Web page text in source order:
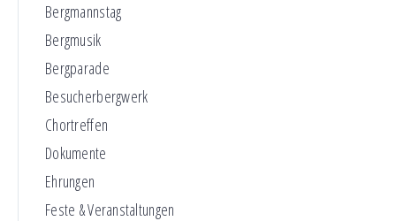
Bergmannstag
Bergmusik
Bergparade
Besucherbergwerk
Chortreffen
Dokumente
Ehrungen
Feste & Veranstaltungen